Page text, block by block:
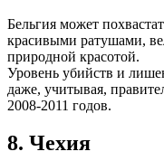
Бельгия может
красивыми ратушами,
природной красотой.
Уровень убийств и
даже, учитывая,
2008-2011 годов.
8. Чехия